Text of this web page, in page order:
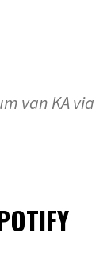
van KA via